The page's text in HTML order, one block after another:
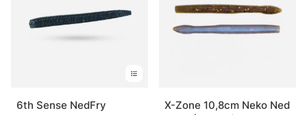
6th Sense NedFry
X-Zone 10,8cm Neko Ned